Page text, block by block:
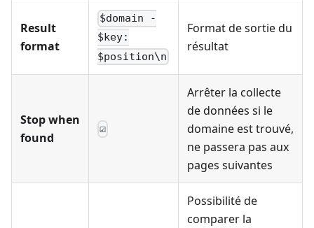
Result
format
$domain -
$key:
$position\n
Format de sortie du
résultat
Stop when
found
☑
Arrêter la collecte
de données si le
domaine est trouvé,
ne passera pas aux
pages suivantes
Possibilité de
comparer la